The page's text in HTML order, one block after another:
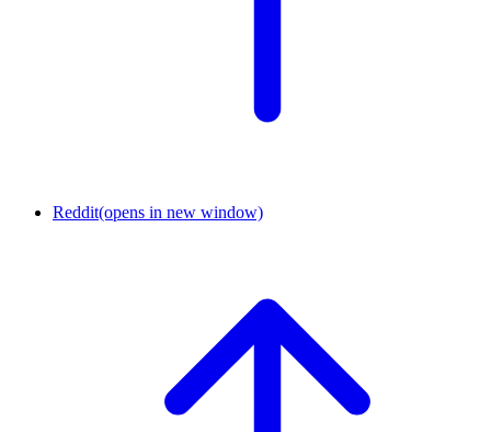
Reddit(opens in new window)